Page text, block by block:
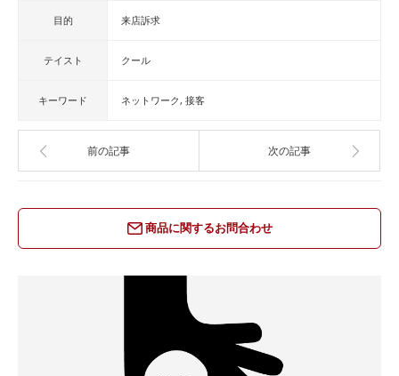
目的 来店訴求
テイスト クール
キーワード ネットワーク 接客
前の記事 次の記事
商品に関するお問合わせ